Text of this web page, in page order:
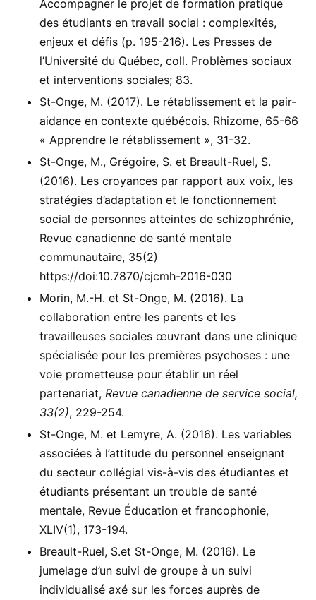
Accompagner le projet de formation pratique
des étudiants en travail social : complexités,
enjeux et défis (p. 195-216). Les Presses de
l’Université du Québec, coll. Problèmes sociaux
et interventions sociales; 83.
St-Onge, M. (2017). Le rétablissement et la pair-
aidance en contexte québécois. Rhizome, 65-66
« Apprendre le rétablissement », 31-32.
St-Onge, M., Grégoire, S. et Breault-Ruel, S.
(2016). Les croyances par rapport aux voix, les
stratégies d’adaptation et le fonctionnement
social de personnes atteintes de schizophrénie,
Revue canadienne de santé mentale
communautaire, 35(2)
https://doi:10.7870/cjcmh-2016-030
Morin, M.-H. et St-Onge, M. (2016). La
collaboration entre les parents et les
travailleuses sociales œuvrant dans une clinique
spécialisée pour les premières psychoses : une
voie prometteuse pour établir un réel
partenariat, Revue canadienne de service social,
33(2), 229-254.
St-Onge, M. et Lemyre, A. (2016). Les variables
associées à l’attitude du personnel enseignant
du secteur collégial vis-à-vis des étudiantes et
étudiants présentant un trouble de santé
mentale, Revue Éducation et francophonie,
XLIV(1), 173-194.
Breault-Ruel, S.et St-Onge, M. (2016). Le
jumelage d’un suivi de groupe à un suivi
individualisé axé sur les forces auprès de